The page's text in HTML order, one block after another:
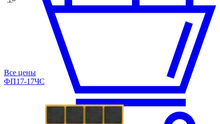
Все цены
ФП17-17ЧС